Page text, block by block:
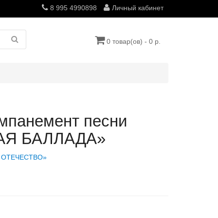
8 995 4990898 Личный кабинет
0 товар(ов) - 0 р.
песни
БАЛЛАДА»